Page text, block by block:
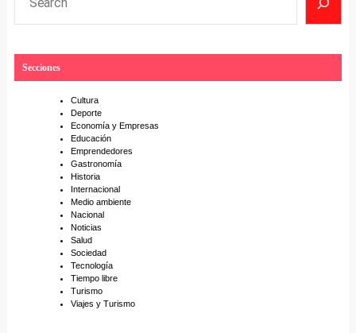
Secciones
Cultura
Deporte
Economía y Empresas
Educación
Emprendedores
Gastronomía
Historia
Internacional
Medio ambiente
Nacional
Noticias
Salud
Sociedad
Tecnología
Tiempo libre
Turismo
Viajes y Turismo